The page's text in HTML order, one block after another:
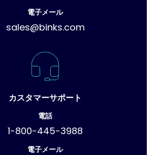
電子メール
sales@binks.com
カスタマーサポート
電話
1-800-445-3988
電子メール